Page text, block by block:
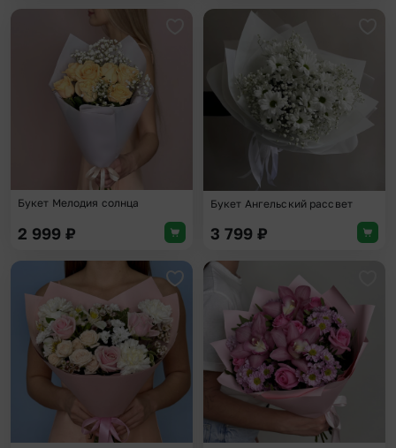
Добавить в избранное
Букет Мелодия солнца
2 999 ₽
Букет Ангельский рассвет
3 799 ₽
Добавить в избранное